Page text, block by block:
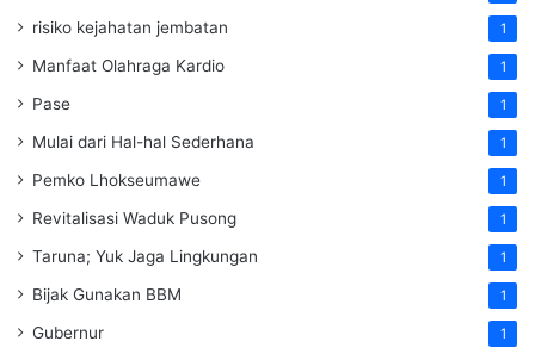
risiko kejahatan jembatan 1
Manfaat Olahraga Kardio 1
Pase 1
Mulai dari Hal-hal Sederhana 1
Pemko Lhokseumawe 1
Revitalisasi Waduk Pusong 1
Taruna; Yuk Jaga Lingkungan 1
Bijak Gunakan BBM 1
Gubernur 1